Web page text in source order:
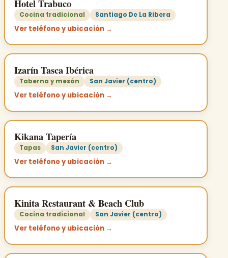
Hotel Trabuco
Cocina tradicional Santiago De La Ribera
Ver teléfono y ubicación →
Izarín Tasca Ibérica
Taberna y mesón San Javier (centro)
Ver teléfono y ubicación →
Kikana Tapería
Tapas San Javier (centro)
Ver teléfono y ubicación →
Kinita Restaurant & Beach Club
Cocina tradicional San Javier (centro)
Ver teléfono y ubicación →